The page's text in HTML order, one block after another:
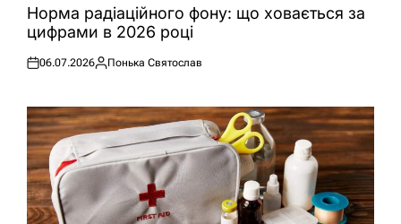
УНорма радіаційного фону: що ховається за
цифрами в 2026 році
Оприлюднено
06.07.2026
Опубліковано
Понька Святослав